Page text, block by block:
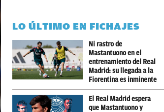
LO ÚLTIMO EN FICHAJES
Ni rastro de
Mastantuono en el
entrenamiento del Real
Madrid: su llegada a la
Fiorentina es inminente
El Real Madrid espera
que Mastantuono y